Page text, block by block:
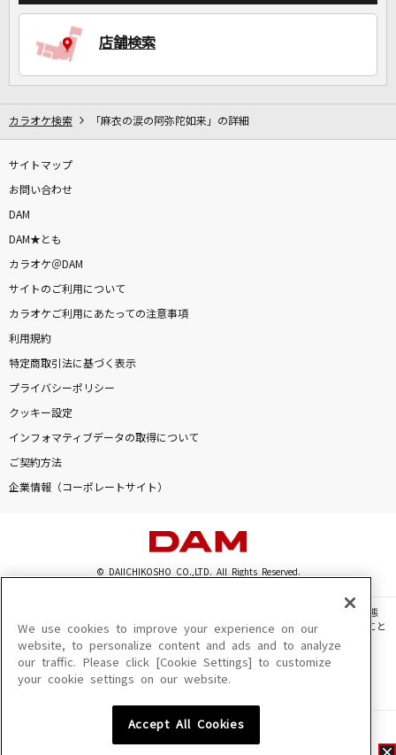
店舗検索
カラオケ検索 「麻衣の涙の阿弥陀如来」の詳細
サイトマップ
お問い合わせ
DAM
DAM★とも
カラオケ＠DAM
サイトのご利用について
カラオケご利用にあたっての注意事項
利用規約
特定商取引法に基づく表示
プライバシーポリシー
クッキー設定
インフォマティブデータの取得について
ご契約方法
企業情報（コーポレートサイト）
© DAIICHIKOSHO CO.,LTD. All Rights Reserved.
このサイトに掲載されている一切の文章・画像・写真・動画・音声等を、手段や形態
を問わず、著作権法の定める範囲を超えて無断で複製、転載、ファイル化などすること
を禁じます。
楽曲及びコンテンツは、機種によりご利用いただけない場合があります。
楽曲及びコンテンツの配信日、配信内容が変更になる場合があります。
We use cookies to improve your experience on our
website, to personalize content and ads and to analyze
our traffic. Please click [Cookie Settings] to customize
your cookie settings on our website.
Accept All Cookies